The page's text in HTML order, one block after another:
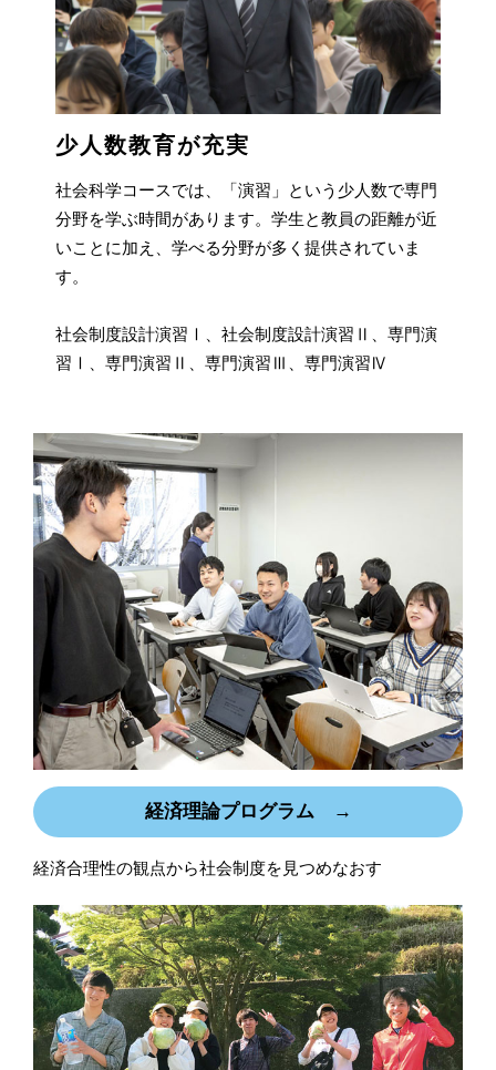
少人数教育が充実
社会科学コースでは、「演習」という少人数で専門
分野を学ぶ時間があります。学生と教員の距離が近
いことに加え、学べる分野が多く提供されていま
す。
社会制度設計演習Ⅰ、社会制度設計演習Ⅱ、専門演
習Ⅰ、専門演習Ⅱ、専門演習Ⅲ、専門演習Ⅳ
経済理論プログラム →
経済合理性の観点から社会制度を見つめなおす